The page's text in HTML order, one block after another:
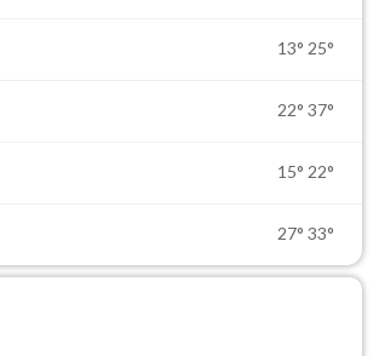
13° 25°
22° 37°
15° 22°
27° 33°